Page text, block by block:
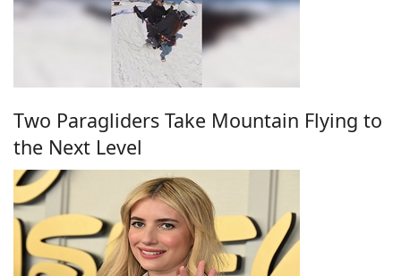
Two Paragliders Take Mountain Flying to
the Next Level